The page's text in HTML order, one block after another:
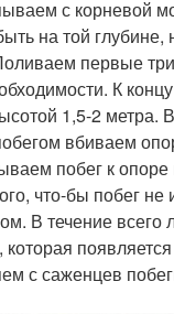
с корневой
на той глубине,
первые
К
1,5-2 метра.
вбиваем
побег к
что-бы побег не
В течение всего
с саженцев